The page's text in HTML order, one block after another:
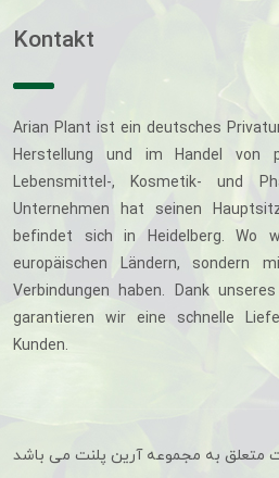
Kontakt
Arian Plant ist ein deutsches
Herstellung und im Handel von
Lebensmittel-, Kosmetik- und
Unternehmen hat seinen
befindet sich in Heidelberg. Wo
europäischen Ländern,
Verbindungen haben. Dank
garantieren wir eine schnelle
Kunden.